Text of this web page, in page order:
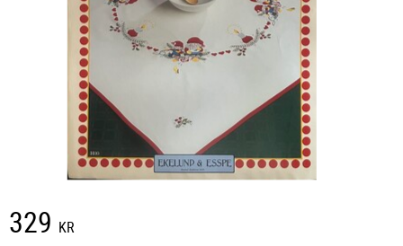
329 KR